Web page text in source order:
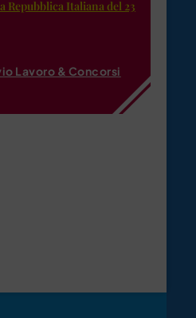
Repubblica Italiana del 23
Lavoro & Concorsi